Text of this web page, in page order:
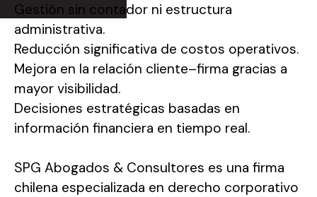
Gestión sin contador ni estructura
administrativa.
Reducción significativa de costos operativos.
Mejora en la relación cliente–firma gracias a
mayor visibilidad.
Decisiones estratégicas basadas en
información financiera en tiempo real.
SPG Abogados & Consultores es una firma
chilena especializada en derecho corporativo